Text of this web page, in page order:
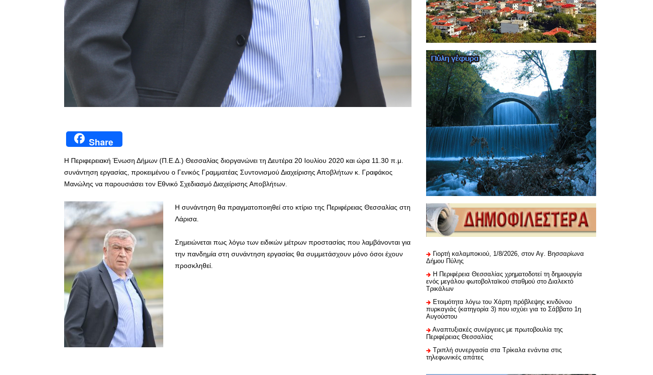
Share
Η Περιφερειακή Ένωση Δήμων (Π.Ε.Δ.) Θεσσαλίας διοργανώνει τη Δευτέρα 20 Ιουλίου 2020 και ώρα 11.30 π.μ.
συνάντηση εργασίας, προκειμένου ο Γενικός Γραμματέας Συντονισμού Διαχείρισης Αποβλήτων κ. Γραφάκος
Μανώλης να παρουσιάσει τον Εθνικό Σχεδιασμό Διαχείρισης Αποβλήτων.
Η συνάντηση θα πραγματοποιηθεί στο κτίριο της Περιφέρειας Θεσσαλίας στη
Λάρισα.
Σημειώνεται πως λόγω των ειδικών μέτρων προστασίας που λαμβάνονται για
την πανδημία στη συνάντηση εργασίας θα συμμετάσχουν μόνο όσοι έχουν
προσκληθεί.
Γιορτή καλαμποκιού, 1/8/2026, στον Αγ. Βησσαρίωνα
Δήμου Πύλης
H Περιφέρεια Θεσσαλίας χρηματοδοτεί τη δημιουργία
ενός μεγάλου φωτοβολταϊκού σταθμού στο Διαλεκτό
Τρικάλων
Ετοιμότητα λόγω του Χάρτη πρόβλεψης κινδύνου
πυρκαγιάς (κατηγορία 3) που ισχύει για το Σάββατο 1η
Αυγούστου
Αναπτυξιακές συνέργειες με πρωτοβουλία της
Περιφέρειας Θεσσαλίας
Τριπλή συνεργασία στα Τρίκαλα ενάντια στις
τηλεφωνικές απάτες